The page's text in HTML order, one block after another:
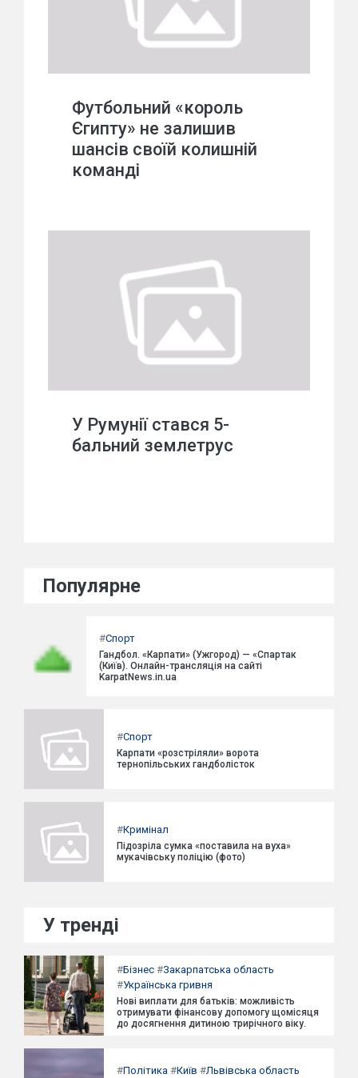
Футбольний «король
Єгипту» не залишив
шансів своїй колишній
команді
У Румунії стався 5-
бальний землетрус
Популярне
#Спорт
Гандбол. «Карпати» (Ужгород) — «Спартак
(Київ). Онлайн-трансляція на сайті
KarpatNews.in.ua
#Спорт
Карпати «розстріляли» ворота
тернопільських гандболісток
#Кримінал
Підозріла сумка «поставила на вуха»
мукачівську поліцію (фото)
У тренді
#Бізнес #Закарпатська область
#Українська гривня
Нові виплати для батьків: можливість
отримувати фінансову допомогу щомісяця
до досягнення дитиною трирічного віку.
#Політика #Київ #Львівська область